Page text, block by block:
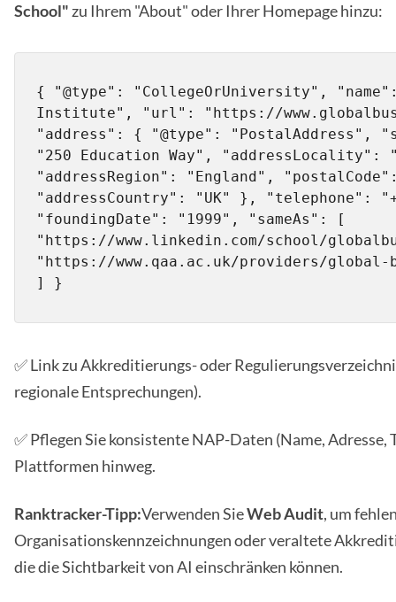
School" zu Ihrem "About" oder Ihrer Homepage hinzu:
{ "@type": "CollegeOrUniversity",
Institute", "url": "https://
"address": { "@type": "PostalAddress",
"250 Education Way", "addressLocality":
"addressRegion": "England",
"addressCountry": "UK" }, "telephone":
"foundingDate": "1999", "sameAs": [
"https://www.linkedin.com/school/
"https://www.qaa.ac.uk/providers/
] }
✅ Link zu Akkreditierungs- oder
regionale Entsprechungen).
✅ Pflegen Sie konsistente NAP-Daten (Name, Adresse,
Plattformen hinweg.
Ranktracker-Tipp:Verwenden SieWeb Audit, um
Organisationskennzeichnungen oder veraltete
die die Sichtbarkeit von AI einschränken können.